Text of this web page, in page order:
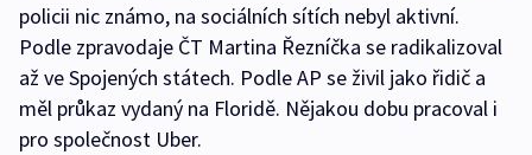
policii nic známo, na sociálních sítích nebyl aktivní.
Podle zpravodaje ČT Martina Řezníčka se radikalizoval
až ve Spojených státech. Podle AP se živil jako řidič a
měl průkaz vydaný na Floridě. Nějakou dobu pracoval i
pro společnost Uber.